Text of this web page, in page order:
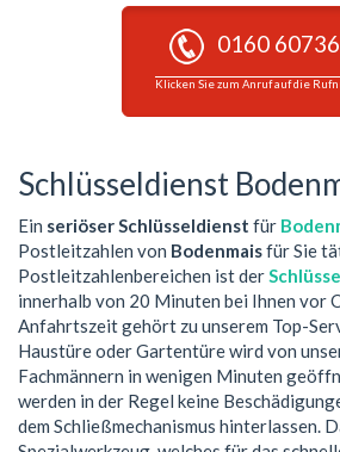
0160
Klicken Sie zum Anruf auf die
Schlüsseldienst
Ein seriöser Schlüsseldienst für
Postleitzahlen von Bodenmaisfür Sie
Postleitzahlenbereichen ist der
innerhalb von 20 Minuten bei Ihnen vor
Anfahrtszeit gehört zu unserem Top-
Haustüre oder Gartentüre wird von
Fachmännern in wenigen Minuten
werden in der Regel keine
dem Schließmechanismus hinterlassen.